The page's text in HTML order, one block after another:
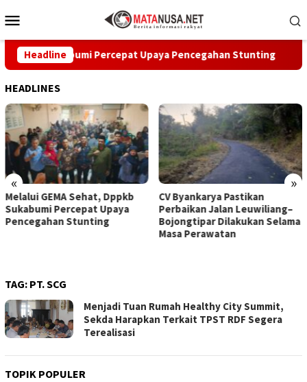
ke
Mobile
Headline
Sukabumi Percepat Upaya Pencegahan Stunting
HEADLINES
« »
CV Byankarya Pastikan
Perbaikan Jalan Leuwiliang–
Bojongtipar Dilakukan Selama
PT Amerta Indah Otsuka
Satukan Pelajar Indonesia–
Jepang Lewat Pertukaran
Budaya dan Aksi Peduli
TAG: PT. SCG
Menjadi Tuan Rumah Healthy City Summit,
Sekda Harapkan Terkait TPST RDF Segera
Terealisasi
TOPIK POPULER